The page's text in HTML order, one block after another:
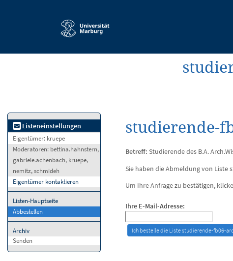
Listeneinstellungen
Eigentümer: kruepe
Moderatoren: bettina.hahnstern,
gabriele.achenbach, kruepe,
nemitz, schmideh
Eigentümer kontaktieren
Listen-Hauptseite
Abbestellen
Archiv
Senden
studierende-
Betreff: Studierende des B.A.
Sie haben die Abmeldung von Liste
Um Ihre Anfrage zu bestätigen,
Ihre E-Mail-Adresse: